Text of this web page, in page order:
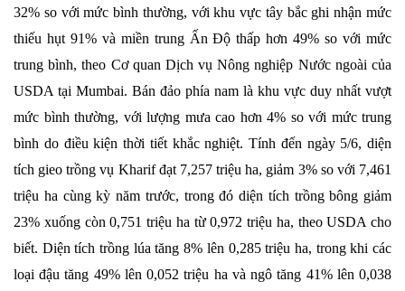
32% so với mức bình thường, với khu vực tây bắc ghi nhận mức
thiếu hụt 91% và miền trung Ấn Độ thấp hơn 49% so với mức
trung bình, theo Cơ quan Dịch vụ Nông nghiệp Nước ngoài của
USDA tại Mumbai. Bán đảo phía nam là khu vực duy nhất vượt
mức bình thường, với lượng mưa cao hơn 4% so với mức trung
bình do điều kiện thời tiết khắc nghiệt. Tính đến ngày 5/6, diện
tích gieo trồng vụ Kharif đạt 7,257 triệu ha, giảm 3% so với 7,461
triệu ha cùng kỳ năm trước, trong đó diện tích trồng bông giảm
23% xuống còn 0,751 triệu ha từ 0,972 triệu ha, theo USDA cho
biết. Diện tích trồng lúa tăng 8% lên 0,285 triệu ha, trong khi các
loại đậu tăng 49% lên 0,052 triệu ha và ngô tăng 41% lên 0,038